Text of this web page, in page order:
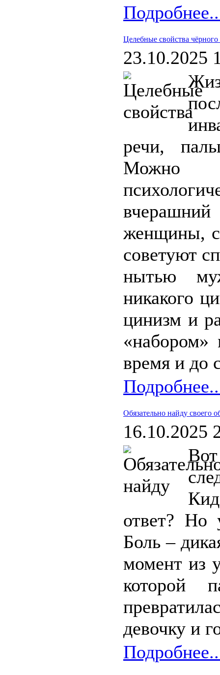
Целебные свойства
23.10.2025
речи,
Можно
женщины,
советуют
нытью
никакого
цинизм и
время и до
Обязательно найду своего
16.10.2025
ответ? Но
Боль –
момент из
которой
девочку и